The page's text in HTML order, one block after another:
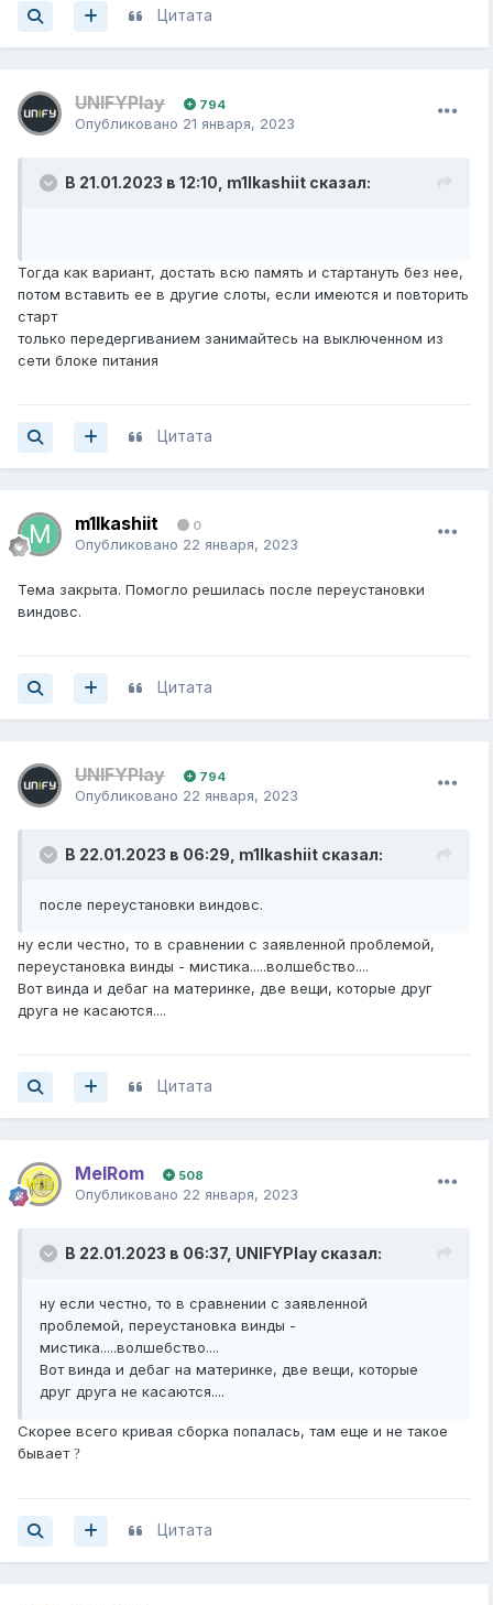
Цитата
UNIFYPlay 794
Опубликовано 21 января, 2023
В 21.01.2023 в 12:10, m1lkashiit сказал:
Тогда как вариант, достать всю память и стартануть без нее,
потом вставить ее в другие слоты, если имеются и повторить
старт
только передергиванием занимайтесь на выключенном из
сети блоке питания
Цитата
m1lkashiit 0
Опубликовано 22 января, 2023
Тема закрыта. Помогло решилась после переустановки
виндовс.
Цитата
UNIFYPlay 794
Опубликовано 22 января, 2023
В 22.01.2023 в 06:29, m1lkashiit сказал:
после переустановки виндовс.
ну если честно, то в сравнении с заявленной проблемой,
переустановка винды - мистика.....волшебство....
Вот винда и дебаг на материнке, две вещи, которые друг
друга не касаются....
Цитата
MelRom 508
Опубликовано 22 января, 2023
В 22.01.2023 в 06:37, UNIFYPlay сказал:
ну если честно, то в сравнении с заявленной
проблемой, переустановка винды -
мистика.....волшебство....
Вот винда и дебаг на материнке, две вещи, которые
друг друга не касаются....
Скорее всего кривая сборка попалась, там еще и не такое
бывает ?
Цитата